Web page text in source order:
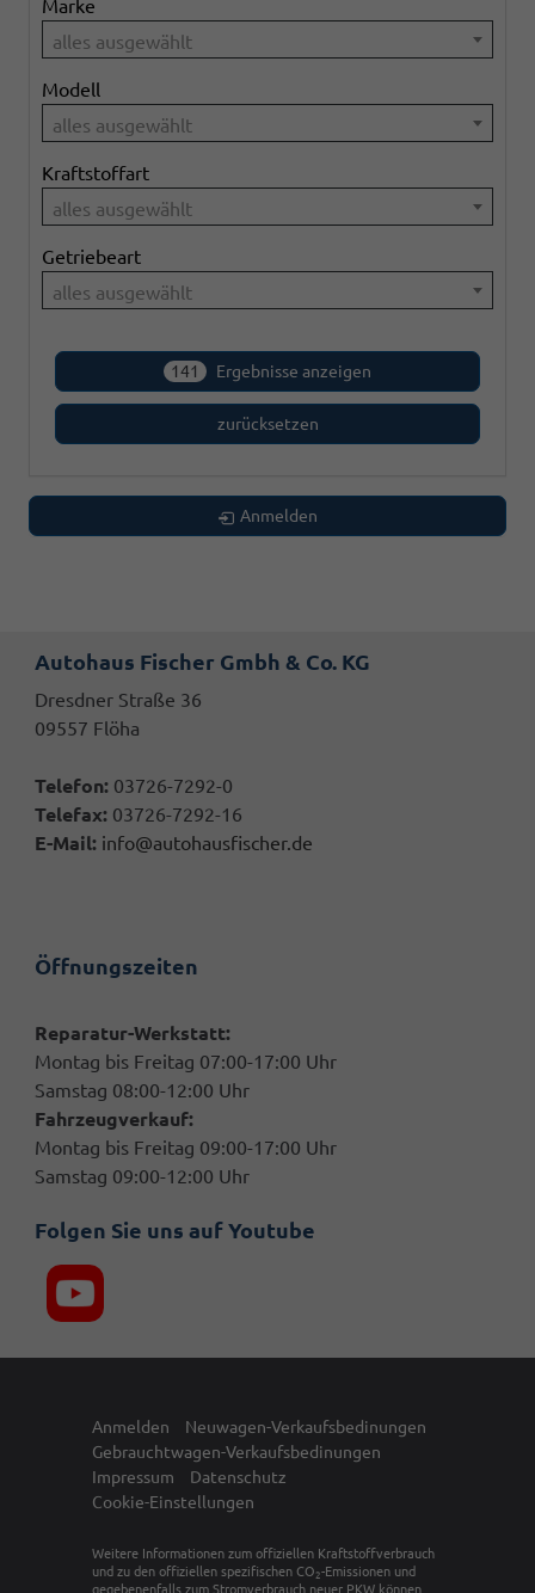
Marke
alles ausgewählt
Modell
alles ausgewählt
Kraftstoffart
alles ausgewählt
Getriebeart
alles ausgewählt
141 Ergebnisse anzeigen
zurücksetzen
Anmelden
Autohaus Fischer Gmbh & Co. KG
Dresdner Straße 36
09557 Flöha
Telefon: 03726-7292-0
Telefax: 03726-7292-16
E-Mail: info@autohausfischer.de
Öffnungszeiten
Reparatur-Werkstatt:
Montag bis Freitag 07:00-17:00 Uhr
Samstag 08:00-12:00 Uhr
Fahrzeugverkauf:
Montag bis Freitag 09:00-17:00 Uhr
Samstag 09:00-12:00 Uhr
Folgen Sie uns auf Youtube
Anmelden
Neuwagen-Verkaufsbedinungen
Gebrauchtwagen-Verkaufsbedinungen
Impressum
Datenschutz
Cookie-Einstellungen
Weitere Informationen zum offiziellen Kraftstoffverbrauch
und zu den offiziellen spezifischen CO 2-Emissionen und
gegebenenfalls zum Stromverbrauch neuer PKW können